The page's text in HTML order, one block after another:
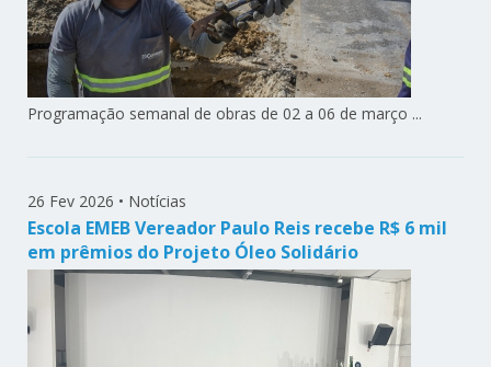
Programação semanal de obras de 02 a 06 de março ...
26 Fev 2026 • Notícias
Escola EMEB Vereador Paulo Reis recebe R$ 6 mil
em prêmios do Projeto Óleo Solidário